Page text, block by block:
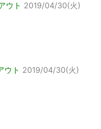
ウト 2019/04/30(火)
ウト 2019/04/30(火)